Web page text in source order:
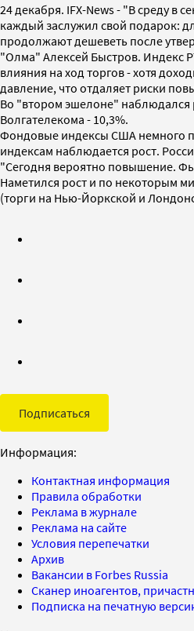
24 декабря. IFX-News - "В среду в
каждый заслужил свой подарок:
продолжают дешеветь после
"Олма" Алексей Быстров. Индекс
влияния на ход торгов - хотя
давление, что отдаляет риски
Во "втором эшелоне" наблюдался
Волгателекома - 10,3%.
Фондовые индексы США немного
индексам наблюдается рост.
"Сегодня вероятно повышение.
Наметился рост и по некоторым
(торги на Нью-Йоркской и
Подписаться
Информация:
Контактная информация
Правила обработки
Реклама в журнале
Реклама на сайте
Условия перепечатки
Архив
Вакансии в Forbes Russia
Сканер иноагентов,
Подписка на печатную